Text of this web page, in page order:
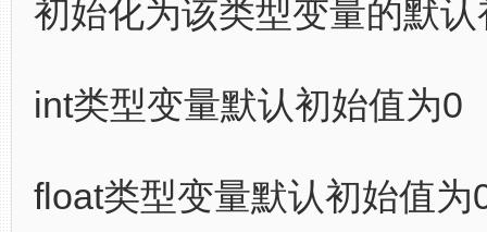
初始化为该类型变量的默
int类型变量默认初始值为0
float类型变量默认初始值为